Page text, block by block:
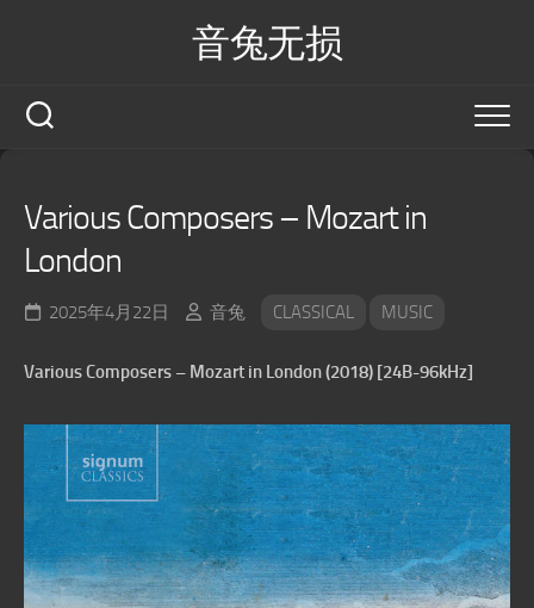
音兔无损
Various Composers – Mozart in
London
2025年4月22日 音兔 CLASSICAL MUSIC
Various Composers – Mozart in London (2018) [24B-96kHz]